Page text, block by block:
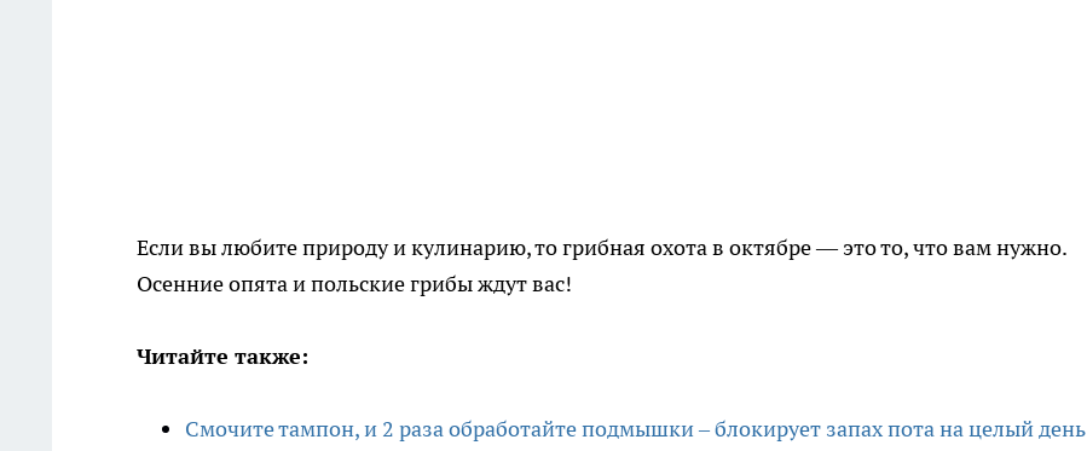
Если вы любите природу и кулинарию, то грибная охота в октябре — это то, что вам нужно.
Осенние опята и польские грибы ждут вас!
Читайте также:
Смочите тампон, и 2 раза обработайте подмышки – блокирует запах пота на целый день